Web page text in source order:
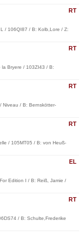
RT
/ 106QI87 / B: Kolb,Lore / Z:
RT
Bryere / 103ZI43 / B:
RT
Niveau / B: Bernskötter-
RT
/ 105MT05 / B: von Heuß-
EL
Edition I / B: Reiß, Jamie /
RT
/ B: Schulte,Frederike